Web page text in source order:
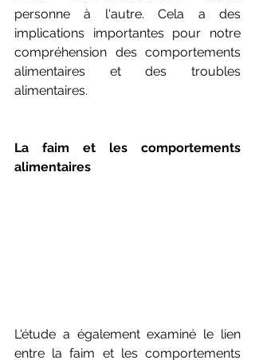
personne à l'autre. Cela a des
implications importantes pour notre
compréhension des comportements
alimentaires et des troubles
alimentaires.
La faim et les comportements
alimentaires
L'étude a également examiné le lien
entre la faim et les comportements